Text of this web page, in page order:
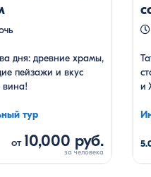
дня: древние храмы,
пейзажи и вкус
вина!
тур
от 10,000 руб.
и